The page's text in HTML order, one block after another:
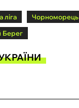
ліга Чорноморець
Берег